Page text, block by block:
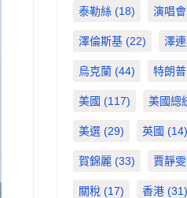
泰勒絲 (18) 演唱會
澤倫斯基(22) 澤
烏克蘭(44) 特朗普
美國 (117) 美國總
美選(29) 英國 (14)
賀錦麗 (33) 賈靜雯
關稅(17) 香港(31)